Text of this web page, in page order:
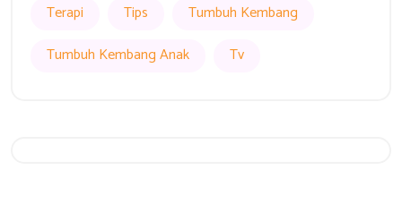
Terapi
Tips
Tumbuh Kembang
Tumbuh Kembang Anak
Tv